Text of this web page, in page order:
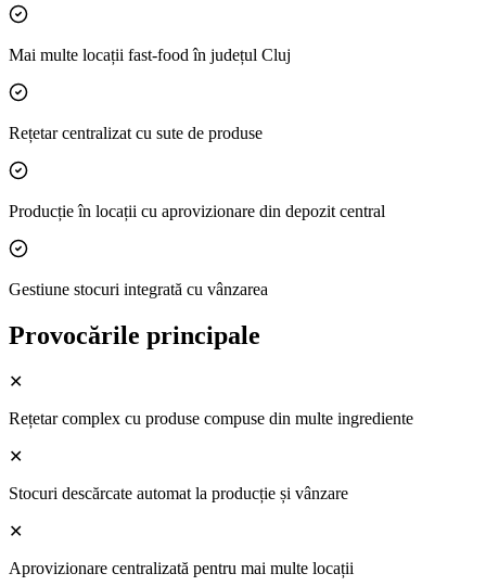
Mai multe locații fast-food în județul Cluj
Rețetar centralizat cu sute de produse
Producție în locații cu aprovizionare din depozit central
Gestiune stocuri integrată cu vânzarea
Provocările principale
✕
Rețetar complex cu produse compuse din multe ingrediente
✕
Stocuri descărcate automat la producție și vânzare
✕
Aprovizionare centralizată pentru mai multe locații